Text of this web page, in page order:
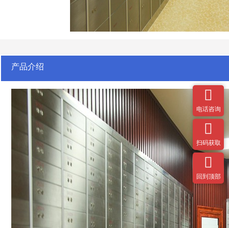
产品介绍

电话咨询

扫码获取

回到顶部